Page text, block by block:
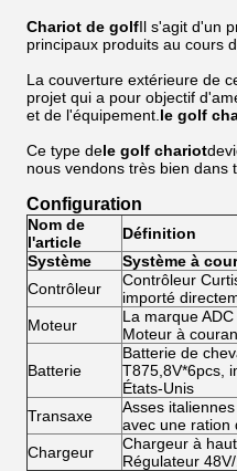
Chariot de golfIl s'agit d'un
principaux produits au cours
La couverture extérieure de
projet qui a pour objectif
et de l'équipement. le golf
Ce type dele golf chariot
nous vendons très bien dans
Configuration
Nom de
l'article
Définition
Système
Système à
Contrôleur
Contrôleur
importé
Moteur
La marque
Moteur à
Batterie
Batterie de
T875,8V*6pcs,
États-Unis
Transaxe
Asses
avec une ration
Chargeur
Chargeur à
Régulateur